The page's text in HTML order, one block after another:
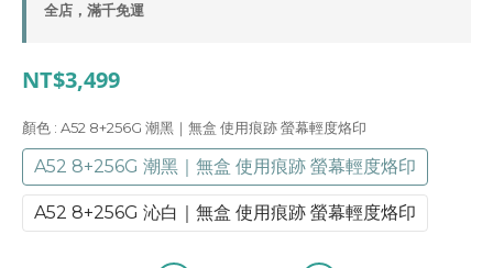
全店，滿千免運
NT$3,499
顏色 : A52 8+256G 潮黑｜無盒 使用痕跡 螢幕輕度烙印
A52 8+256G 潮黑｜無盒 使用痕跡 螢幕輕度烙印
A52 8+256G 沁白｜無盒 使用痕跡 螢幕輕度烙印